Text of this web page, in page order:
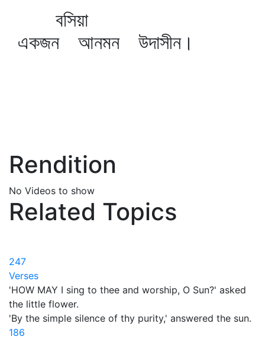
বসিয়া
একজন আনমন উদাসীন।
Rendition
No Videos to show
Related Topics
247
Verses
'HOW MAY I sing to thee and worship, O Sun?' asked
the little flower.
'By the simple silence of thy purity,' answered the sun.
186